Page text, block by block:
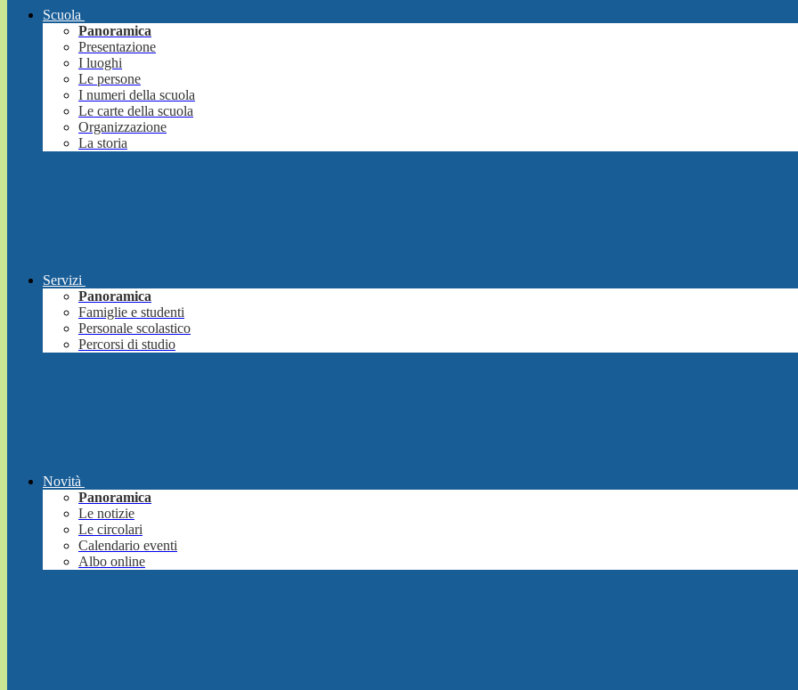
Scuola
Panoramica
Presentazione
I luoghi
Le persone
I numeri della scuola
Le carte della scuola
Organizzazione
La storia
Servizi
Panoramica
Famiglie e studenti
Personale scolastico
Percorsi di studio
Novità
Panoramica
Le notizie
Le circolari
Calendario eventi
Albo online